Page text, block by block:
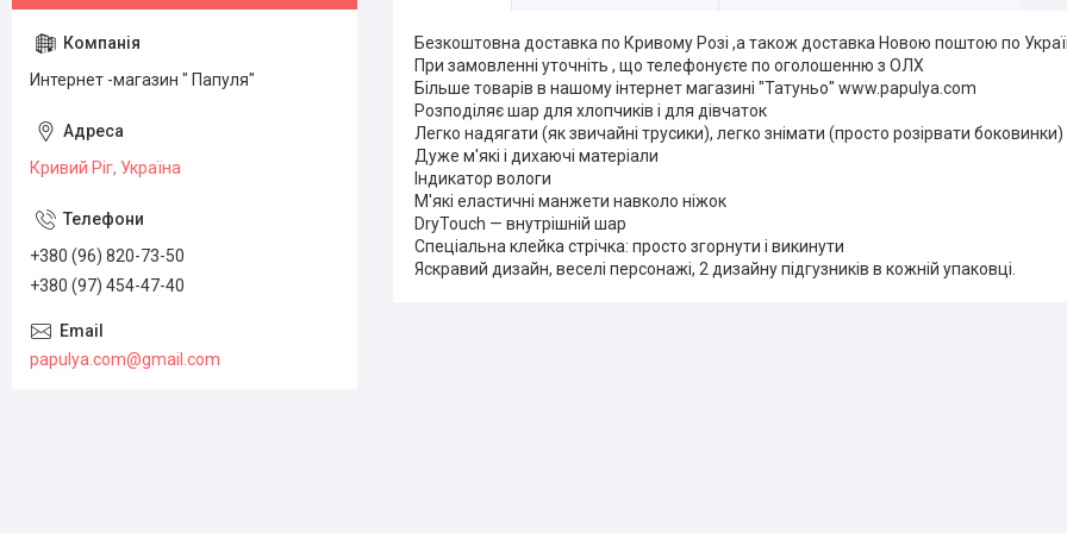
Безкоштовна доставка по Кривому Розі ,а також доставка Новою поштою по
При замовленні уточніть , що телефонуєте по оголошенню з ОЛХ
Більше товарів в нашому інтернет магазині "Татуньо" www.papulya.com
Розподіляє шар для хлопчиків і для дівчаток
Легко надягати (як звичайні трусики), легко знімати (просто розірвати боковинки)
Дуже м'які і дихаючі матеріали
Індикатор вологи
М'які еластичні манжети навколо ніжок
DryTouch — внутрішній шар
Спеціальна клейка стрічка: просто згорнути і викинути
Яскравий дизайн, веселі персонажі, 2 дизайну підгузників в кожній упаковці.
Интернет -магазин " Папуля"
Кривий Ріг, Україна
+380 (96) 820-73-50
+380 (97) 454-47-40
papulya.com@gmail.com